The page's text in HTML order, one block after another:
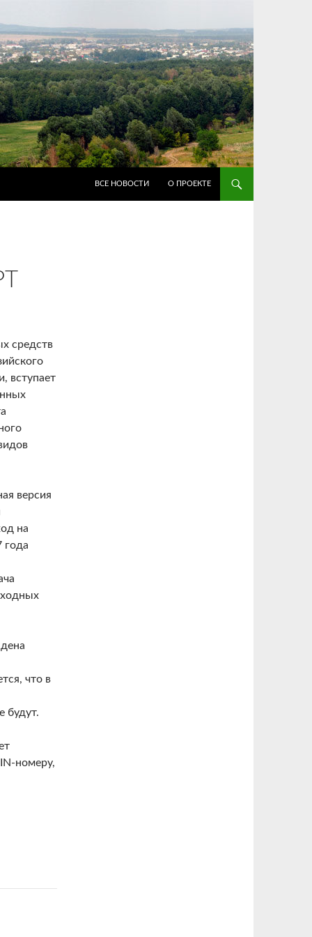
ВСЕ НОВОСТИ
О ПРОЕКТЕ
средств
вступает
версия
на
года
что в
будут.
номеру,